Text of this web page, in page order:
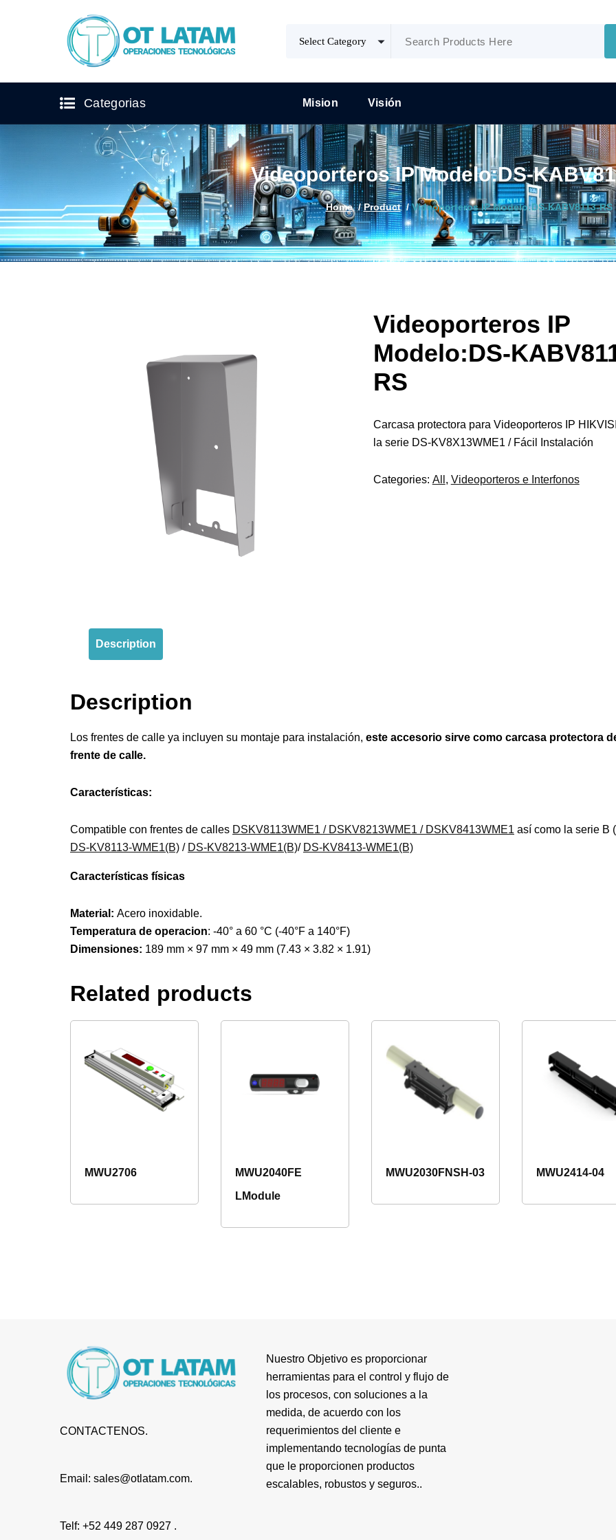
Categorias Mision Visión
Videoporteros IP Modelo:DS-
Home/Product/Videoporteros IP Modelo:DS-KABV8113-RS
Videoporteros IP
Modelo:DS-
RS
Carcasa protectora para Videoporteros IP
la serie DS-KV8X13WME1 / Fácil Instalación
Categories: All , Videoporteros e Interfonos
Description
Description
Los frentes de calle ya incluyen su montaje para instalación, este accesorio sirve como carcasa protectora
frente de calle.
Características:
Compatible con frentes de calles DSKV8113WME1 / DSKV8213WME1 / DSKV8413WME1 así como la serie B
DS-KV8113-WME1(B) / DS-KV8213-WME1(B)/ DS-KV8413-WME1(B)
Características físicas
Material: Acero inoxidab le.
Temperatura de operacion: -40° a 60 °C (-40°F a 140°F)
Dimensiones: 189 mm × 97 mm × 49 mm (7.43 × 3.82 × 1.91)
Related products
MWU2706
MWU2040FE
LModule
MWU2030FNSH-03 MWU2414-04
CONTACTENOS.
Email: sales@otlatam.com.
Telf: +52 449 287 0927 .
Nuestro Objetivo es proporcionar
herramientas para el control y flujo de
los procesos, con soluciones a la
medida, de acuerdo con los
requerimientos del cliente e
implementando tecnologías de punta
que le proporcionen productos
escalables, robustos y seguros..